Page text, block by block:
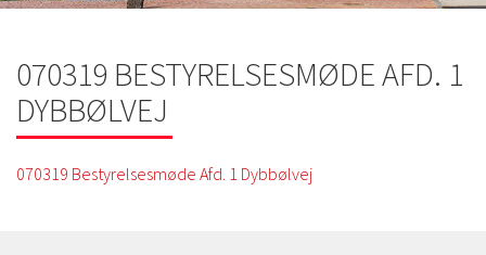
070319 BESTYRELSESMØDE AFD. 1
DYBBØLVEJ
070319 Bestyrelsesmøde Afd. 1 Dybbølvej